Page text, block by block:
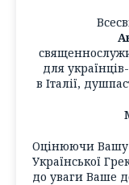
для
в Італії,
Оцінюючи Вашу
Української
до уваги Ваше